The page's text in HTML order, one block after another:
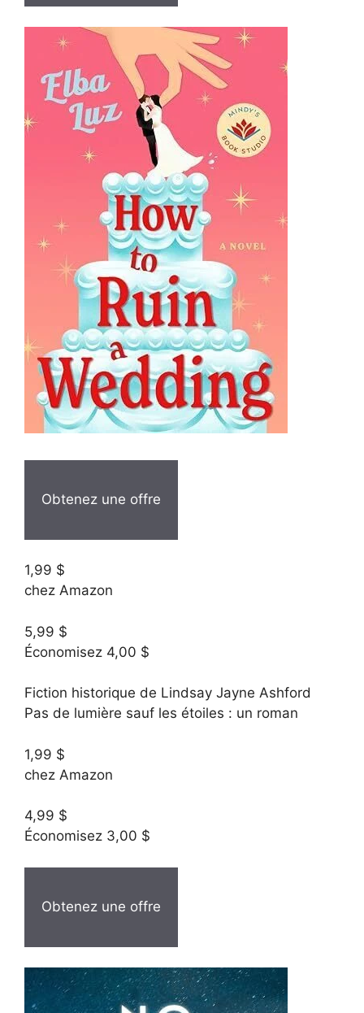
Obtenez une offre
1,99 $
chez Amazon
5,99 $
Économisez 4,00 $
Fiction historique de Lindsay Jayne Ashford
Pas de lumière sauf les étoiles : un roman
1,99 $
chez Amazon
4,99 $
Économisez 3,00 $
Obtenez une offre